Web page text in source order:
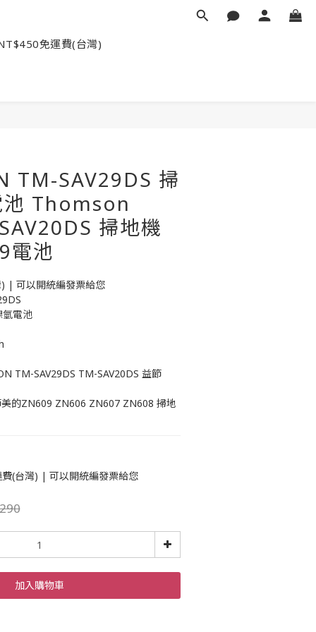
免運費(台灣)
TM-SAV29DS 掃
池 Thomson
掃地機
電池
| 可以開統編發票給您
電池
TM-SAV29DS TM-SAV20DS 益節
的ZN609 ZN606 ZN607 ZN608 掃地
(台灣) | 可以開統編發票給您
加入購物車